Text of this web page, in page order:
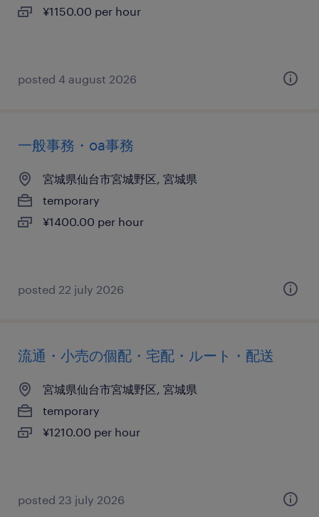
¥1150.00 per hour
posted 4 august 2026
一般事務・oa事務
宮城県仙台市宮城野区, 宮城県
temporary
¥1400.00 per hour
posted 22 july 2026
流通・小売の個配・宅配・ルート・配送
宮城県仙台市宮城野区, 宮城県
temporary
¥1210.00 per hour
posted 23 july 2026